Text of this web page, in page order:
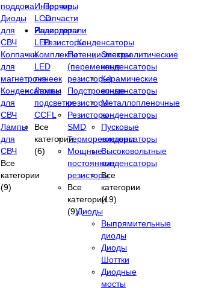
поддона
Диоды
для
СВЧ
Колпачки
для
магнетрона
Конденсаторы
для
СВЧ
Лампы
для
СВЧ
Все
категории
(9)
Инверторы
LCD
Инверторы
LED
Комплекты
LED
линеек
Лампы
подсветки
CCFL
Все
категории
(6)
Прочие
запчасти
Радиодетали
Резисторы
Потенциометры
(переменные
резисторы)
Подстроечные
резисторы
Резисторы
SMD
Терморезисторы
Мощные
постоянные
резисторы
Все
категории
(9)
Конденсаторы
Электролитические
конденсаторы
Керамические
конденсаторы
Металлопленочные
конденсаторы
Пусковые
конденсаторы
Высоковольтные
конденсаторы
Все
категории
(19)
Диоды
Выпрямительные
диоды
Диоды
Шоттки
Диодные
мосты